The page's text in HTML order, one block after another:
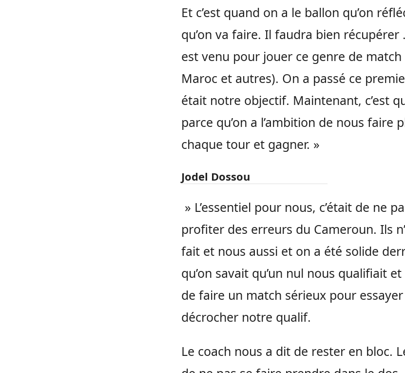
Et c’est quand on a le ballon qu’on
qu’on va faire. Il faudra bien
est venu pour jouer ce genre de
Maroc et autres). On a passé ce
était notre objectif. Maintenant, c’est
parce qu’on a l’ambition de nous faire
chaque tour et gagner. »
Jodel Dossou
» L’essentiel pour nous, c’était de ne
profiter des erreurs du Cameroun. Ils
fait et nous aussi et on a été solide
qu’on savait qu’un nul nous qualifiait
de faire un match sérieux pour
décrocher notre qualif.
Le coach nous a dit de rester en bloc.